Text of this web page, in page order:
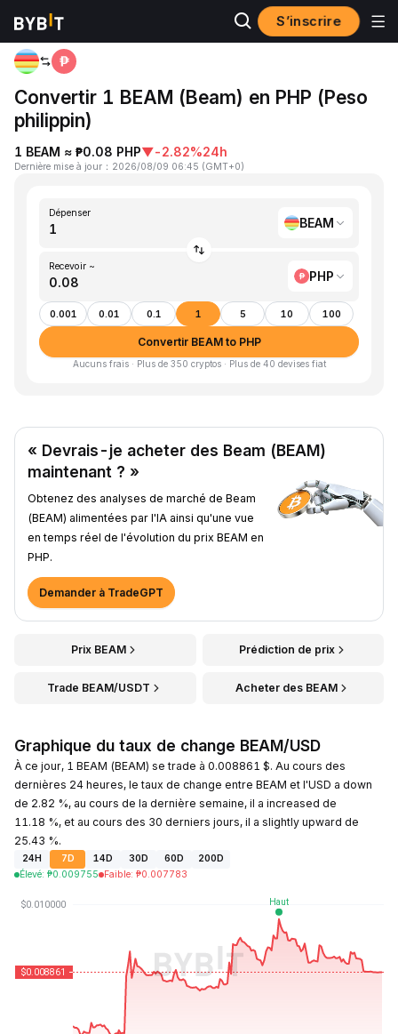
S’inscrire
Accueil
Convertir 1 BEAM (Beam) en PHP (Peso
philippin)
1 BEAM ≈ ₱0.08 PHP▼-2.82%24h
Dernière mise à jour ： 2026/08/09 06:45 (GMT+0)
Dépenser
BEAM
Recevoir ~
PHP
0.001 0.01 0.1 1 5 10 100
Convertir BEAM to PHP
Aucuns frais · Plus de 350 cryptos · Plus de 40 devises fiat
« Devrais-je acheter des Beam (BEAM)
maintenant ? »
Obtenez des analyses de marché de Beam
(BEAM) alimentées par l'IA ainsi qu'une vue
en temps réel de l'évolution du prix BEAM en
PHP.
Demander à TradeGPT
Prix BEAM Prédiction de prix
Trade BEAM/USDT Acheter des BEAM
Graphique du taux de change BEAM/USD
À ce jour, 1 BEAM (BEAM) se trade à 0.008861 $. Au cours des
dernières 24 heures, le taux de change entre BEAM et l'USD a down
de 2.82 %, au cours de la dernière semaine, il a increased de
11.18 %, et au cours des 30 derniers jours, il a slightly upward de
25.43 %.
24H 7D 14D 30D 60D
200D
Élevé: ₱0.009755 Faible: ₱0.007783